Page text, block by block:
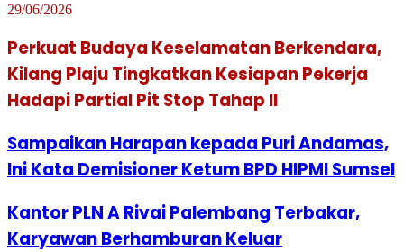
29/06/2026
Perkuat Budaya Keselamatan Berkendara,
Kilang Plaju Tingkatkan Kesiapan Pekerja
Hadapi Partial Pit Stop Tahap II
Sampaikan Harapan kepada Puri Andamas,
Ini Kata Demisioner Ketum BPD HIPMI Sumsel
Kantor PLN A Rivai Palembang Terbakar,
Karyawan Berhamburan Keluar